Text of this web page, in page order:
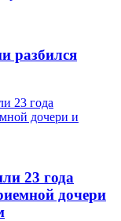
разбился
23 года
дочери